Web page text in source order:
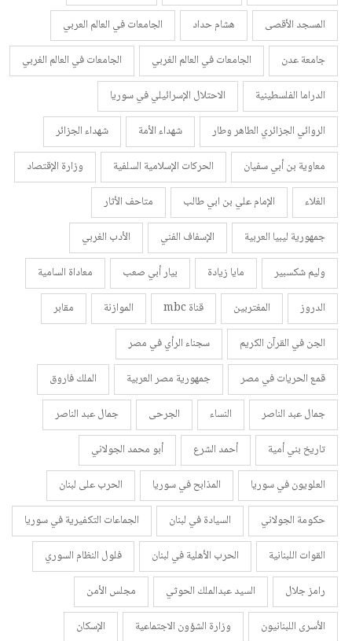
المسجد الأقصى
هشام حداد
الجامعات في العالم العربي
جامعة عدن
الجامعات في العالم الغربي
الجامعات في العالم الغربي
الدراما الفلسطينية
الاحتلال الإسرائيلي في سوريا
الروائي الجزائري الطاهر وطار
شهداء الأمة
شهداء الجزائر
معاوية بن أبي سفيان
الحركات الإسلامية السلفية
وزارة الإقتصاد
الغلاء
الإمام علي بن ابي طالب
متاحف الأثار
جمهورية ليبيا العربية
الإسفاف الفني
الأدب الغربي
وليم شكسبير
مايا زيادة بيار أبي صعب
معاداة السامية
الدروز
المغتربين قناة mbc الموازنة
مقابر
الجن في القرآن الكريم
سجناء الرأي في مصر
قمع الحريات في مصر
جمهورية مصر العربية
الملك فاروق
جمال عبد الناصر
النساء الجرحى
جمال عبد الناصر
تاريخ بني أمية
أحمد الشرع
أبو محمد الجولاني
العلويون في سوريا
المذابح في سوريا
الحرب على لبنان
حكومة الجولاني
السيادة في لبنان
الجماعات التكفيرية في سوريا
القوات اللبنانية
الحرب الأهلية في لبنان
فلول النظام السوري
رامز جلال
السيد عبدالملك الحوثي
مجلس الأمن
الأسرى اللبنانيون
وزارة الشؤون الاجتماعية
الإسكان